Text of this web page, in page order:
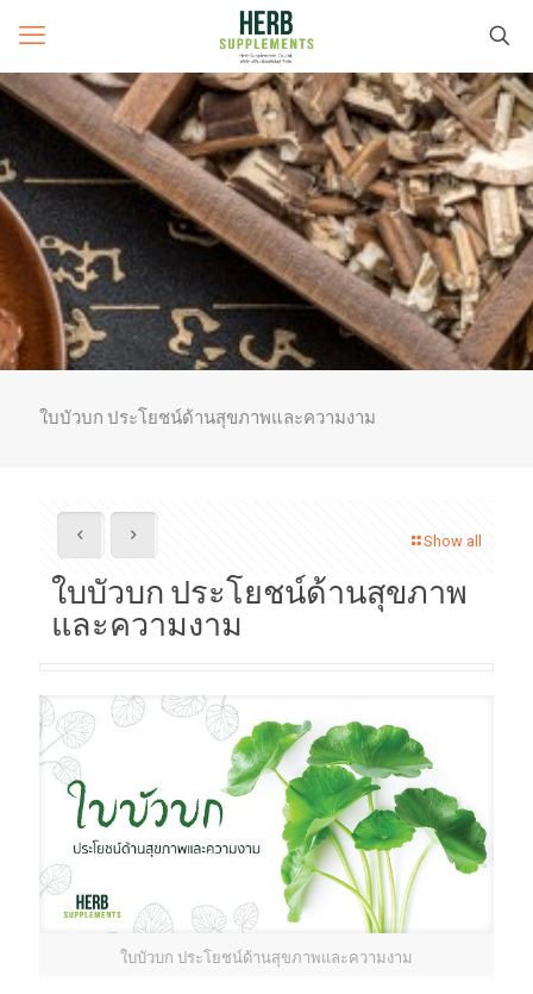
ใบบัวบก ประโยชน์ด้านสุขภาพและความงาม
Show all
ใบบัวบก ประโยชน์ด้านสุขภาพ
และความงาม
ใบบัวบก ประโยชน์ด้านสุขภาพและความงาม